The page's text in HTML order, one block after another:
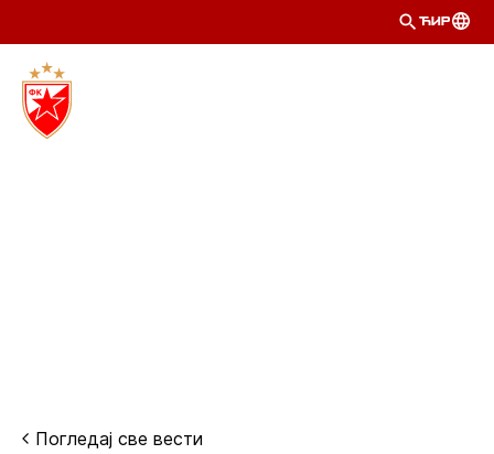
ЋИР
Погледај све вести